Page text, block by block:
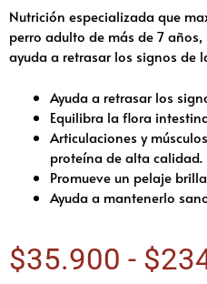
Nutrición especializada que
perro adulto de más de 7
ayuda a retrasar los signos de
Ayuda a retrasar los
Equilibra la flora
Articulaciones y
proteína de alta calidad.
Promueve un pelaje
Ayuda a mantenerlo
$35.900 - $